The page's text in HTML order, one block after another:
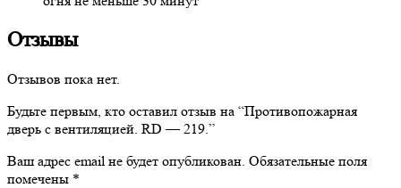
Отзывы
Отзывов пока нет.
Будьте первым, кто оставил отзыв на “Противопожарная
дверь с вентиляцией. RD — 219.”
Ваш адрес email не будет опубликован. Обязательные поля
помечены *